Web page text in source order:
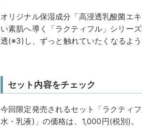
オリジナル保湿成分「高浸透乳酸菌エ
い素肌へ導く「ラクティフル」シリー
透(※3)し、ずっと触れていたくなるよ
セット内容をチェック
今回限定発売されるセット「ラクティ
水・乳液)」の価格は、1,000円(税別)。